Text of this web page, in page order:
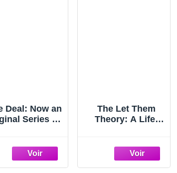
Deal: Now an
Series on
The Let Them
Theory: A Life-
People Can't Stop
Talking About